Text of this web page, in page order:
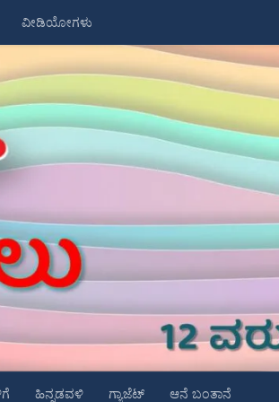
ವೀಡಿಯೋಗಳು
ಹಿನ್ನಡವಳಿ ಗ್ಯಾಜೆಟ್ ಆನೆ ಬಂತಾನೆ